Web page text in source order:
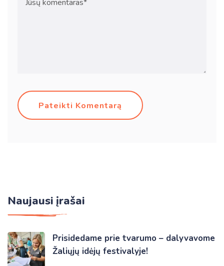
Pateikti Komentarą
Naujausi įrašai
Prisidedame prie tvarumo – dalyvavome
Žaliųjų idėjų festivalyje!